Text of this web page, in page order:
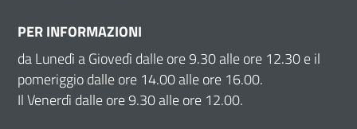
PER INFORMAZIONI
da Lunedì a Giovedì dalle ore 9.30 alle ore 12.30 e il
pomeriggio dalle ore 14.00 alle ore 16.00.
Il Venerdì dalle ore 9.30 alle ore 12.00.